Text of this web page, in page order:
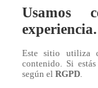
martes en
Cusi (34 años),
Usamos
experiencia.
Este sitio utiliza
contenido. Si
según el RGPD.